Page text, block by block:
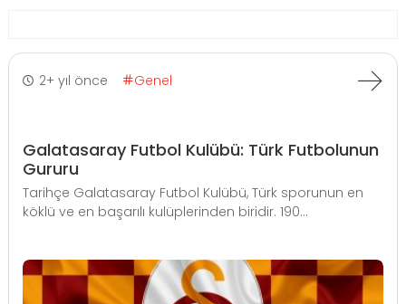
2+ yıl önce Genel
Galatasaray Futbol Kulübü: Türk Futbolunun
Gururu
Tarihçe Galatasaray Futbol Kulübü, Türk sporunun en
köklü ve en başarılı kulüplerinden biridir. 190...